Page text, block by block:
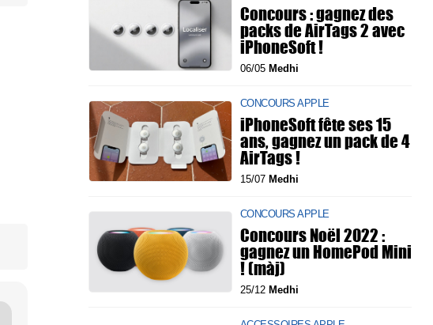
Concours : gagnez des
packs de AirTags 2 avec
iPhoneSoft !
06/05 Medhi
CONCOURS APPLE
iPhoneSoft fête ses 15
ans, gagnez un pack de 4
AirTags !
15/07 Medhi
CONCOURS APPLE
Concours Noël 2022 :
gagnez un HomePod Mini
! (màj)
25/12 Medhi